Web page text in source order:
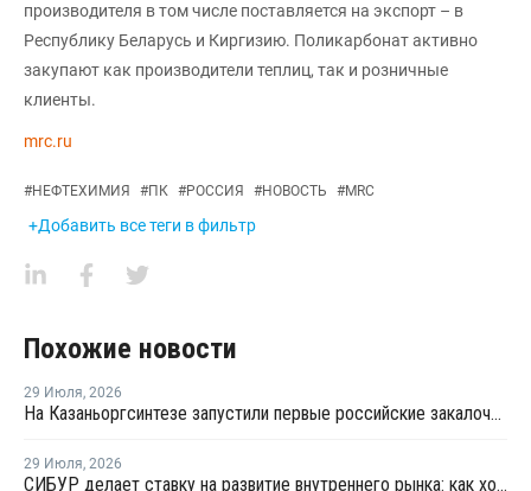
производителя в том числе поставляется на экспорт – в
Республику Беларусь и Киргизию. Поликарбонат активно
закупают как производители теплиц, так и розничные
клиенты.
mrc.ru
#НЕФТЕХИМИЯ #ПК #РОССИЯ #НОВОСТЬ #MRC
+Добавить все теги в фильтр
Похожие новости
29 Июля, 2026
На Казаньоргсинтезе запустили первые российские закалочно-испарительные аппараты
29 Июля, 2026
СИБУР делает ставку на развитие внутреннего рынка: как холдинг стимулирует спрос на полимеры в ритейле